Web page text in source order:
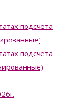
подсчета
подсчета